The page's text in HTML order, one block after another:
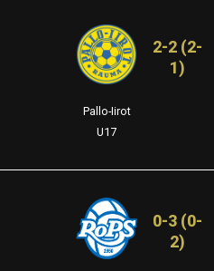
Pallo-Iirot
U17
2-2 (2-
1)
0-3 (0-
2)